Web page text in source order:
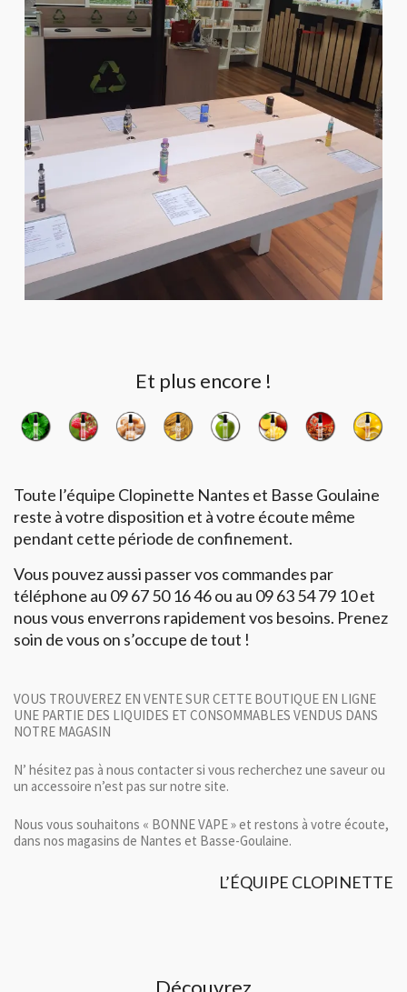
Et plus encore !
Toute l’équipe Clopinette Nantes et Basse Goulaine
reste à votre disposition et à votre écoute même
pendant cette période de confinement.
Vous pouvez aussi passer vos commandes par
téléphone au 09 67 50 16 46 ou au 09 63 54 79 10 et
nous vous enverrons rapidement vos besoins. Prenez
soin de vous on s’occupe de tout !
VOUS TROUVEREZ EN VENTE SUR CETTE BOUTIQUE EN LIGNE
UNE PARTIE DES LIQUIDES ET CONSOMMABLES VENDUS DANS
NOTRE MAGASIN
N’ hésitez pas à nous contacter si vous recherchez une saveur ou
un accessoire n’est pas sur notre site.
Nous vous souhaitons « BONNE VAPE » et restons à votre écoute,
dans nos magasins de Nantes et Basse-Goulaine.
L’ÉQUIPE CLOPINETTE
Découvrez